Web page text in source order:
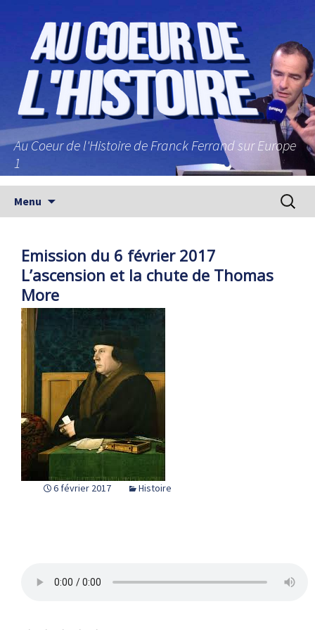
Au Coeur de l'Histoire de Franck Ferrand sur Europe
1
Menu
Emission du 6 février 2017
L’ascension et la chute de Thomas
More
6 février 2017 Histoire